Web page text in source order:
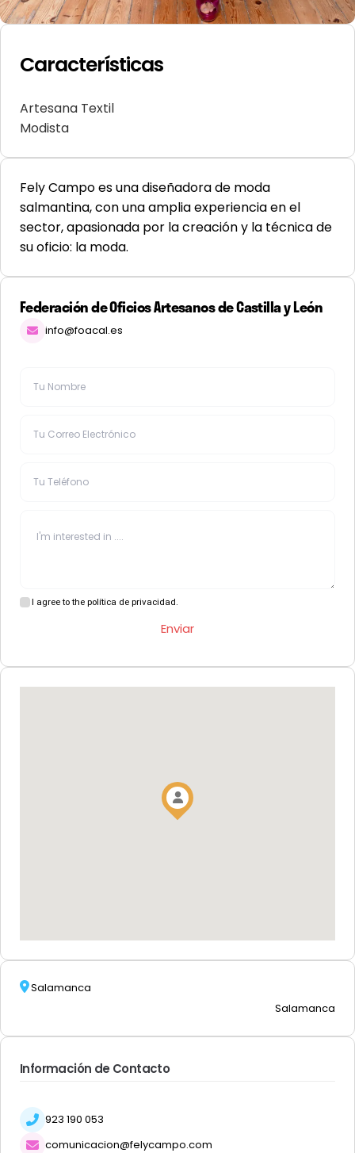
Características
Artesana Textil
Modista
Fely Campo es una diseñadora de moda
salmantina, con una amplia experiencia en el
sector, apasionada por la creación y la técnica de
su oficio: la moda.
Federación de Oficios Artesanos de Castilla y León
info@foacal.es
I agree to the política de privacidad.
Enviar
Salamanca
Salamanca
Información de Contacto
923 190 053
comunicacion@felycampo.com